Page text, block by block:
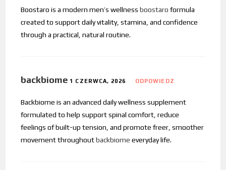
Boostaro is a modern men’s wellnessboostaro formula
created to support daily vitality, stamina, and confidence
through a practical, natural routine.
backbiome 1 CZERWCA, 2026 ODPOWIEDZ
Backbiome is an advanced daily wellness supplement
formulated to help support spinal comfort, reduce
feelings of built-up tension, and promote freer, smoother
movement throughoutbackbiome everyday life.